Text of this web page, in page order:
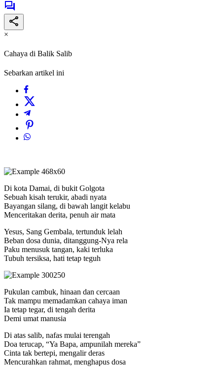
×
Cahaya di Balik Salib
Sebarkan artikel ini
Di kota Damai, di bukit Golgota
Sebuah kisah terukir, abadi nyata
Bayangan silang, di bawah langit kelabu
Menceritakan derita, penuh air mata
Yesus, Sang Gembala, tertunduk lelah
Beban dosa dunia, ditanggung-Nya rela
Paku menusuk tangan, kaki terluka
Tubuh tersiksa, hati tetap teguh
Pukulan cambuk, hinaan dan cercaan
Tak mampu memadamkan cahaya iman
Ia tetap tegar, di tengah derita
Demi umat manusia
Di atas salib, nafas mulai terengah
Doa terucap, “Ya Bapa, ampunilah mereka”
Cinta tak bertepi, mengalir deras
Mencurahkan rahmat, menghapus dosa